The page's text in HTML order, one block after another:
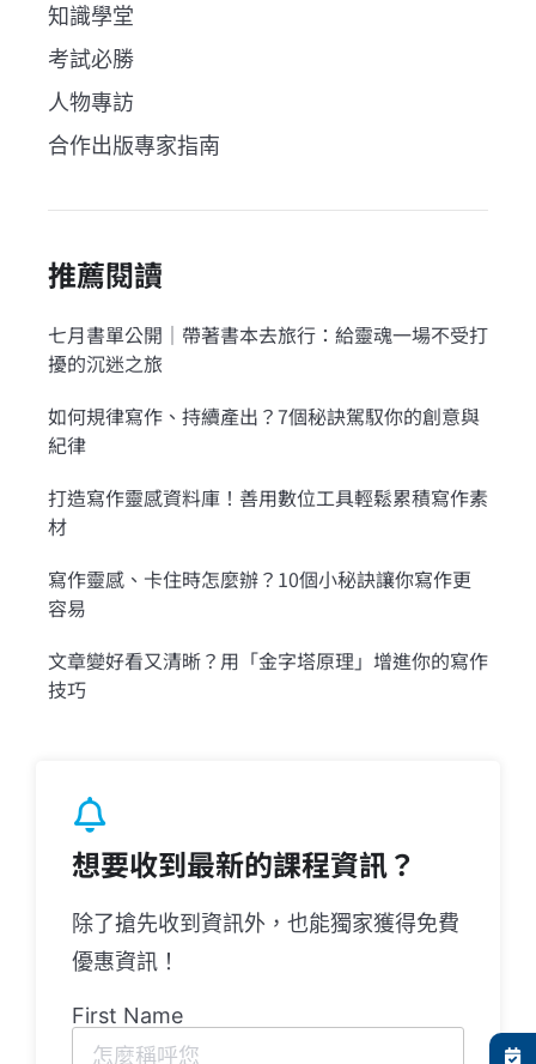
知識學堂
考試必勝
人物專訪
合作出版專家指南
推薦閱讀
七月書單公開｜帶著書本去旅行：給靈魂一場不受打
擾的沉迷之旅
如何規律寫作、持續產出？7個秘訣駕馭你的創意與
紀律
打造寫作靈感資料庫！善用數位工具輕鬆累積寫作素
材
寫作靈感、卡住時怎麼辦？10個小秘訣讓你寫作更
容易
文章變好看又清晰？用「金字塔原理」增進你的寫作
技巧
想要收到最新的課程資訊？
除了搶先收到資訊外，也能獨家獲得免費
優惠資訊！
First Name